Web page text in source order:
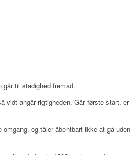
til stadighed fremad.
vidt angår rigtigheden. Går første start, er
og tåler åbentbart ikke at gå uden